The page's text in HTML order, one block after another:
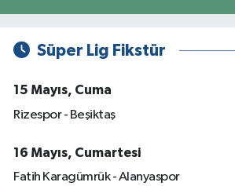
Süper Lig Fikstür
15 Mayıs, Cuma
Rizespor - Beşiktaş
16 Mayıs, Cumartesi
Fatih Karagümrük - Alanyaspor